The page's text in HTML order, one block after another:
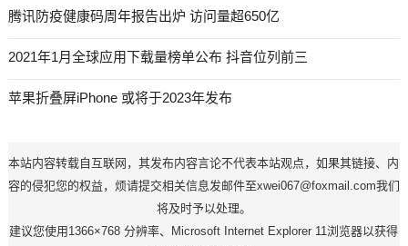
腾讯防疫健康码周年报告出炉 访问量超650亿
2021年1月全球应用下载量榜单公布 抖音位列前三
苹果折叠屏iPhone 或将于2023年发布
本站内容转载自互联网，其发布内容言论不代表本站观点，如果其链接、内
容的侵犯您的权益，烦请提交相关信息发邮件至xwei067@foxmail.com我们
将及时予以处理。
建议您使用1366×768 分辨率、Microsoft Internet Explorer 11浏览器以获得